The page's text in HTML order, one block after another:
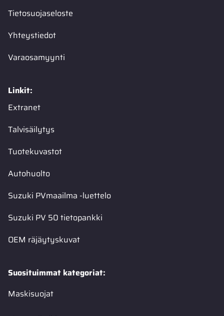
Tietosuojaseloste
Yhteystiedot
Varaosamyynti
Linkit:
Extranet
Talvisäilytys
Tuotekuvastot
Autohuolto
Suzuki PVmaailma -luettelo
Suzuki PV 50 tietopankki
OEM räjäytyskuvat
Suosituimmat kategoriat:
Maskisuojat